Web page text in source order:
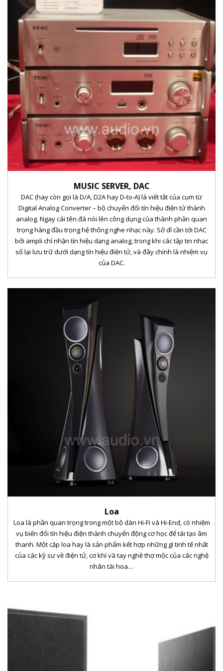
MUSIC SERVER, DAC
DAC (hay còn gọi là D/A, D2A hay D-to-A) là viết tắt của cụm từ
Digital Analog Converter – bộ chuyển đổi tín hiệu điện tử thành
analog. Ngay cái tên đã nói lên công dụng của thành phần quan
trọng hàng đầu trọng hệ thống nghe nhạc này. Sở dĩ cần tới DAC
bởi ampli chỉ nhận tín hiệu dạng analog, trong khi các tập tin nhạc
số lại lưu trữ dưới dạng tín hiệu điện tử, và đây chính là nhiệm vụ
của DAC.
Loa
Loa là phần quan trọng trong một bộ dàn Hi-Fi và Hi-End, có nhiệm
vụ biến đổi tín hiệu điện thành chuyển động cơ học để tái tạo âm
thanh. Một cặp loa hay là sản phẩm kết hợp những gì tinh tế nhất
của các kỹ sư về điện tử, cơ khí và tay nghề thợ mộc của các nghệ
nhân tài hoa…